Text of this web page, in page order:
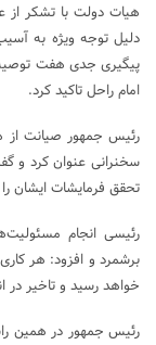
هیات دولت با تشکر از
دلیل توجه ویژه به
امام راحل تاکید کرد.
رئیس جمهور صیانت از
سخنرانی عنوان کرد و
تحقق فرمایشات ایشان
رئیسی انجام
برشمرد و افزود: هر
خواهد رسید و تاخیر در
رئیس جمهور در همین